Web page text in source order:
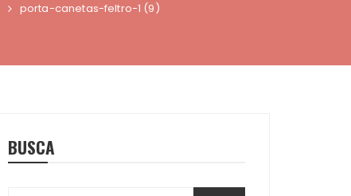
porta-canetas-feltro-1 (9)
BUSCA